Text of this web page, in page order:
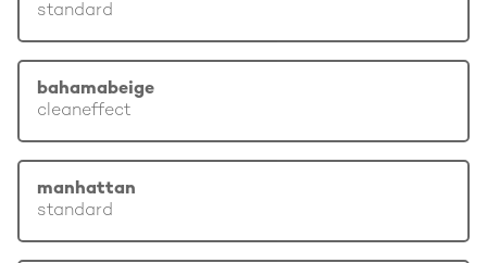
standard
bahamabeige
cleaneffect
manhattan
standard